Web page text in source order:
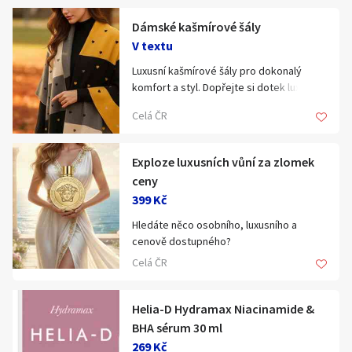
Dámské kašmírové šály
V textu
Luxusní kašmírové šály pro dokonalý
komfort a styl. Dopřejte si dotek luxusu s
kombinují jemnost, lehkost a hřejivost.
různých designech , barvách a
velikostech.
Naše šály a rukavice se snadno stanou
nepostradatelným doplňkem vašeho
šatníku. Perfektní jako dárek.
🌐 www.ruzne-darky.cz
Celá ČR
Exploze luxusních vůní za zlomek
ceny
399 Kč
Hledáte něco osobního, luxusního a
cenově dostupného?
​Objevte kouzlo Parfen – parfémů
​✨ Proč vybrat Parfen jako vánoční dárek?
​Intenzivní zážitek: Naše parfémy obsahují
20–25 % esenciálních olejů, což zajišťuje
Celá ČR
Helia-D Hydramax Niacinamide &
BHA sérum 30 ml
269 Kč
Hledat v textu
Nabídka/poptávka